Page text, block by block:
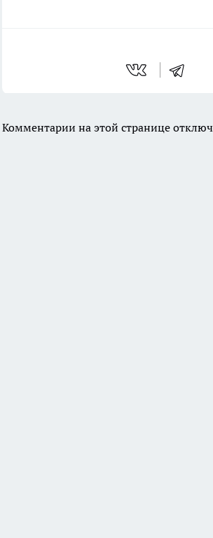
Комментарии на этой странице